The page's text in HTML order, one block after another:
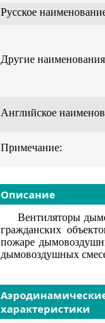
Русское
Другие
Английское
Примечание:
Описание
Вентиляторы
гражданских
пожаре
дымовоздушных
характеристики